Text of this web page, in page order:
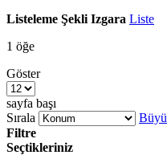
Listeleme Şekli Izgara Liste
1 öğe
Göster
sayfa başı
Sırala
Filtre
Seçtikleriniz